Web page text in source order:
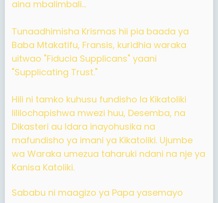
aina mbalimbali...
Tunaadhimisha Krismas hii pia baada ya
Baba Mtakatifu, Fransis, kuridhia waraka
uitwao "Fiducia Supplicans" yaani
"Supplicating Trust."
Hili ni tamko kuhusu fundisho la Kikatoliki
lililochapishwa mwezi huu, Desemba, na
Dikasteri au Idara inayohusika na
mafundisho ya imani ya Kikatoliki. Ujumbe
wa Waraka umezua taharuki ndani na nje ya
Kanisa Katoliki.
Sababu ni maagizo ya Papa yasemayo